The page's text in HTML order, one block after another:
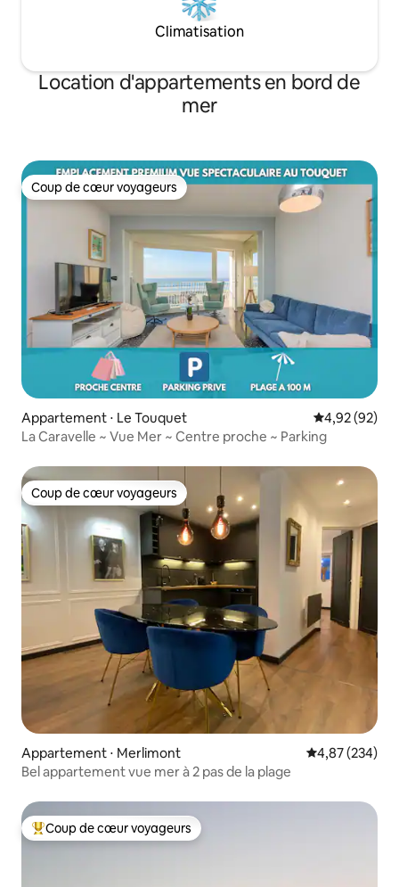
Climatisation
Location d'appartements en bord de
mer
Coup de cœur voyageurs
Coup de cœur voyageurs
Appartement ⋅ Le Touquet Évaluation
4,92 (92)
La Caravelle ~ Vue Mer ~ Centre proche ~ Parking
Coup de cœur voyageurs
Coup de cœur voyageurs
Appartement ⋅ Merlimont Évaluation
4,87 (234)
Bel appartement vue mer à 2 pas de la plage
Coups de cœur voyageurs les plus appréciés
Coup de cœur voyageurs